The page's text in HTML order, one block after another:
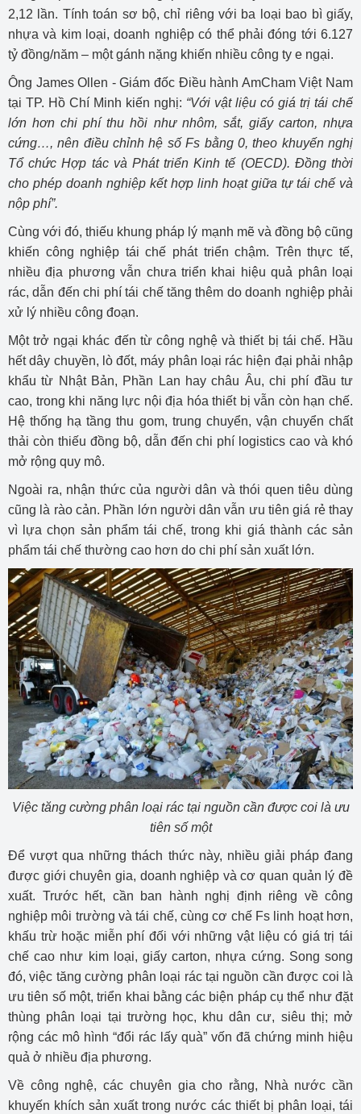
2,12 lần. Tính toán sơ bộ, chỉ riêng với ba loại bao bì giấy,
nhựa và kim loại, doanh nghiệp có thể phải đóng tới 6.127
tỷ đồng/năm – một gánh nặng khiến nhiều công ty e ngại.
Ông James Ollen - Giám đốc Điều hành AmCham Việt Nam
tại TP. Hồ Chí Minh kiến nghị: “Với vật liệu có giá trị tái chế
lớn hơn chi phí thu hồi như nhôm, sắt, giấy carton, nhựa
cứng…, nên điều chỉnh hệ số Fs bằng 0, theo khuyến nghị
Tổ chức Hợp tác và Phát triển Kinh tế (OECD). Đồng thời
cho phép doanh nghiệp kết hợp linh hoạt giữa tự tái chế và
nộp phí”.
Cùng với đó, thiếu khung pháp lý mạnh mẽ và đồng bộ cũng
khiến công nghiệp tái chế phát triển chậm. Trên thực tế,
nhiều địa phương vẫn chưa triển khai hiệu quả phân loại
rác, dẫn đến chi phí tái chế tăng thêm do doanh nghiệp phải
xử lý nhiều công đoạn.
Một trở ngại khác đến từ công nghệ và thiết bị tái chế. Hầu
hết dây chuyền, lò đốt, máy phân loại rác hiện đại phải nhập
khẩu từ Nhật Bản, Phần Lan hay châu Âu, chi phí đầu tư
cao, trong khi năng lực nội địa hóa thiết bị vẫn còn hạn chế.
Hệ thống hạ tầng thu gom, trung chuyển, vận chuyển chất
thải còn thiếu đồng bộ, dẫn đến chi phí logistics cao và khó
mở rộng quy mô.
Ngoài ra, nhận thức của người dân và thói quen tiêu dùng
cũng là rào cản. Phần lớn người dân vẫn ưu tiên giá rẻ thay
vì lựa chọn sản phẩm tái chế, trong khi giá thành các sản
phẩm tái chế thường cao hơn do chi phí sản xuất lớn.
Việc tăng cường phân loại rác tại nguồn cần được coi là ưu
tiên số một
Để vượt qua những thách thức này, nhiều giải pháp đang
được giới chuyên gia, doanh nghiệp và cơ quan quản lý đề
xuất. Trước hết, cần ban hành nghị định riêng về công
nghiệp môi trường và tái chế, cùng cơ chế Fs linh hoạt hơn,
khấu trừ hoặc miễn phí đối với những vật liệu có giá trị tái
chế cao như kim loại, giấy carton, nhựa cứng. Song song
đó, việc tăng cường phân loại rác tại nguồn cần được coi là
ưu tiên số một, triển khai bằng các biện pháp cụ thể như đặt
thùng phân loại tại trường học, khu dân cư, siêu thị; mở
rộng các mô hình “đổi rác lấy quà” vốn đã chứng minh hiệu
quả ở nhiều địa phương.
Về công nghệ, các chuyên gia cho rằng, Nhà nước cần
khuyến khích sản xuất trong nước các thiết bị phân loại, tái